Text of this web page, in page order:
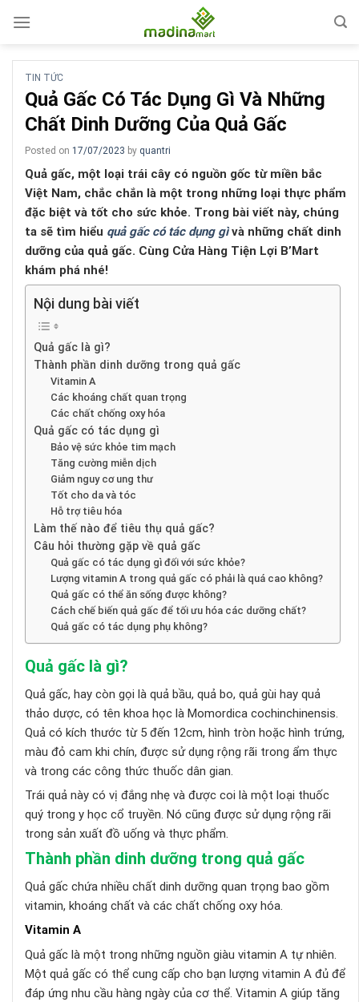
TIN TỨC
Quả Gấc Có Tác Dụng Gì Và Những
Chất Dinh Dưỡng Của Quả Gấc
Posted on 17/07/2023 by quantri
Quả gấc, một loại trái cây có nguồn gốc từ miền bắc
Việt Nam, chắc chắn là một trong những loại thực phẩm
đặc biệt và tốt cho sức khỏe. Trong bài viết này, chúng
ta sẽ tìm hiểu quả gấc có tác dụng gìvà những chất dinh
dưỡng của quả gấc. Cùng Cửa Hàng Tiện Lợi B’Mart
khám phá nhé!
Nội dung bài viết
Quả gấc là gì?
Thành phần dinh dưỡng trong quả gấc
Vitamin A
Các khoáng chất quan trọng
Các chất chống oxy hóa
Quả gấc có tác dụng gì
Bảo vệ sức khỏe tim mạch
Tăng cường miễn dịch
Giảm nguy cơ ung thư
Tốt cho da và tóc
Hỗ trợ tiêu hóa
Làm thế nào để tiêu thụ quả gấc?
Câu hỏi thường gặp về quả gấc
Quả gấc có tác dụng gì đối với sức khỏe?
Lượng vitamin A trong quả gấc có phải là quá cao không?
Quả gấc có thể ăn sống được không?
Cách chế biến quả gấc để tối ưu hóa các dưỡng chất?
Quả gấc có tác dụng phụ không?
Quả gấc là gì?
Quả gấc, hay còn gọi là quả bầu, quả bo, quả gùi hay quả
thảo dược, có tên khoa học là Momordica cochinchinensis.
Quả có kích thước từ 5 đến 12cm, hình tròn hoặc hình trứng,
màu đỏ cam khi chín, được sử dụng rộng rãi trong ẩm thực
và trong các công thức thuốc dân gian.
Trái quả này có vị đắng nhẹ và được coi là một loại thuốc
quý trong y học cổ truyền. Nó cũng được sử dụng rộng rãi
trong sản xuất đồ uống và thực phẩm.
Thành phần dinh dưỡng trong quả gấc
Quả gấc chứa nhiều chất dinh dưỡng quan trọng bao gồm
vitamin, khoáng chất và các chất chống oxy hóa.
Vitamin A
Quả gấc là một trong những nguồn giàu vitamin A tự nhiên.
Một quả gấc có thể cung cấp cho bạn lượng vitamin A đủ để
đáp ứng nhu cầu hàng ngày của cơ thể. Vitamin A giúp tăng